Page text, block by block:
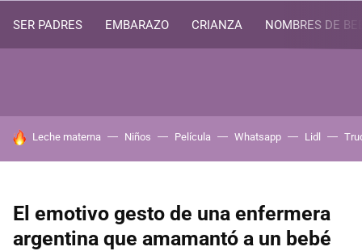
SER PADRES EMBARAZO CRIANZA NOMBRES DE
HOY SE HABLA DE
Leche materna Niños Película Whatsapp Lidl
El emotivo gesto de una enfermera
argentina que amamantó a un bebé